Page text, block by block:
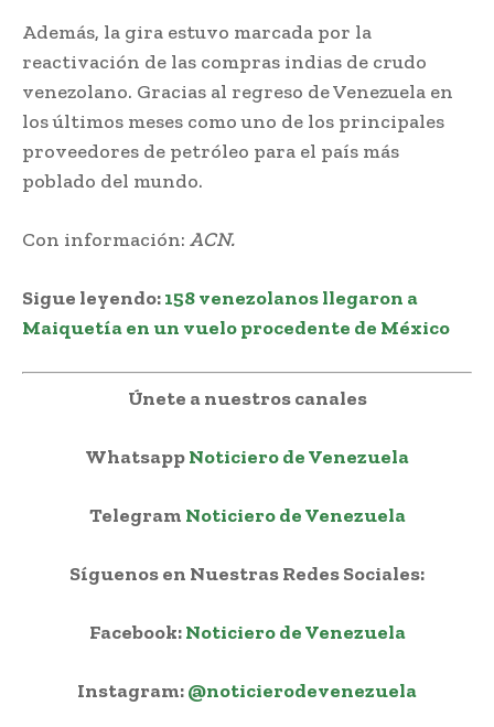
Además, la gira estuvo marcada por la
reactivación de las compras indias de crudo
venezolano. Gracias al regreso de Venezuela en
los últimos meses como uno de los principales
proveedores de petróleo para el país más
poblado del mundo.
Con información: ACN.
Sigue leyendo:158 venezolanos llegaron a
Maiquetía en un vuelo procedente de México
Únete a nuestros canales
WhatsappNoticiero de Venezuela
Telegram Noticiero de Venezuela
Síguenos en Nuestras Redes Sociales:
Facebook:Noticiero de Venezuela
Instagram:@noticierodevenezuela